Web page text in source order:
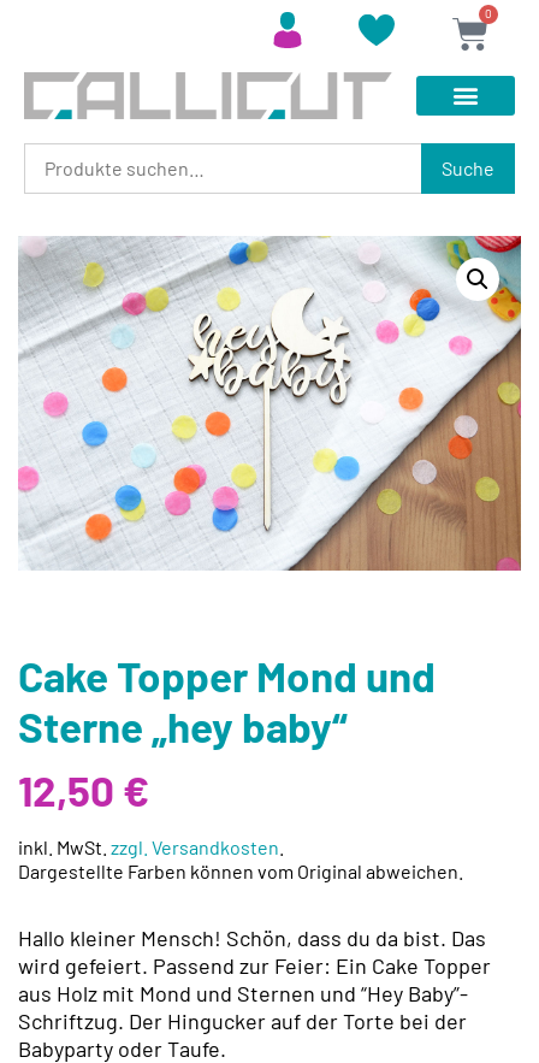
0
Suche
Cake Topper Mond und
Sterne „hey baby“
12,50 €
inkl. MwSt. zzgl. Versandkosten
Dargestellte Farben können vom Original abweichen.
Hallo kleiner Mensch! Schön, dass du da bist. Das
wird gefeiert. Passend zur Feier: Ein Cake Topper
aus Holz mit Mond und Sternen und “Hey Baby”-
Schriftzug. Der Hingucker auf der Torte bei der
Babyparty oder Taufe.